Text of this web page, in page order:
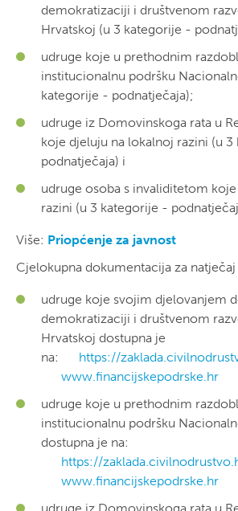
demokratizaciji i društvenom
Hrvatskoj (u 3 kategorije -
udruge koje u prethodnim
institucionalnu podršku
kategorije - podnatječaja);
udruge iz Domovinskoga rata u
koje djeluju na lokalnoj razini (u
podnatječaja) i
udruge osoba s invaliditetom
razini (u 3 kategorije -
Više: Priopćenje za javnost
Cjelokupna dokumentacija za natječaj
udruge koje svojim djelovanjem
demokratizaciji i društvenom
Hrvatskoj dostupna je
na:
https://
www.financijskepodrske.hr
udruge koje u prethodnim
institucionalnu podršku
dostupna je na:
https://
www.financijskepodrske.hr